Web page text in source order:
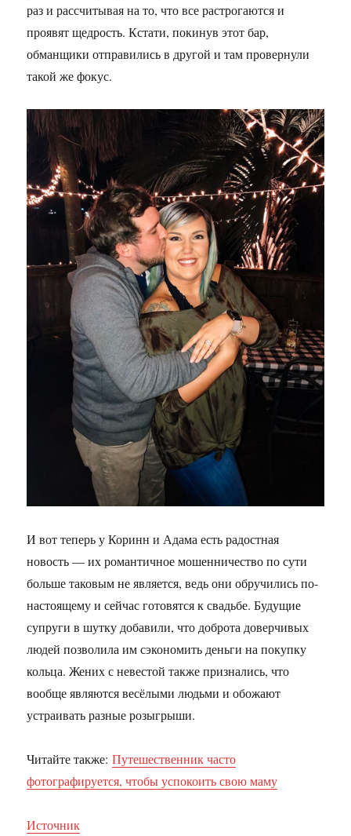
раз и рассчитывая на то, что все растрогаются и
проявят щедрость. Кстати, покинув этот бар,
обманщики отправились в другой и там провернули
такой же фокус.
И вот теперь у Коринн и Адама есть радостная
новость — их романтичное мошенничество по сути
больше таковым не является, ведь они обручились по-
настоящему и сейчас готовятся к свадьбе. Будущие
супруги в шутку добавили, что доброта доверчивых
людей позволила им сэкономить деньги на покупку
кольца. Жених с невестой также признались, что
вообще являются весёлыми людьми и обожают
устраивать разные розыгрыши.
Читайте также:Путешественник часто
фотографируется, чтобы успокоить свою маму
Источник